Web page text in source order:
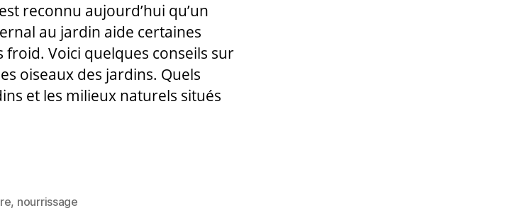
reconnu aujourd’hui qu’un
au jardin aide certaines
froid. Voici quelques conseils sur
oiseaux des jardins. Quels
et les milieux naturels situés
, nourrissage